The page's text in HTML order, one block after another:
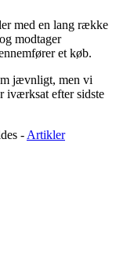
med en lang række
modtager
et køb.
jævnligt, men vi
iværksat efter sidste
- Artikler